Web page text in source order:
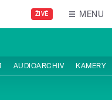
ŽIVĚ MENU
AUDIOARCHIV KAMERY